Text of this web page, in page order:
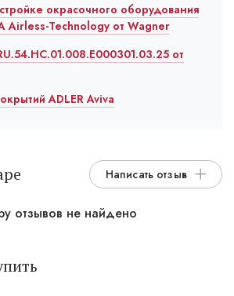
окрасочного оборудования
Airless-Technology от Wagner
от
ADLER Aviva
Написать отзыв
отзывов не найдено